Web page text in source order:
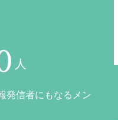
人
発信者にもなるメン